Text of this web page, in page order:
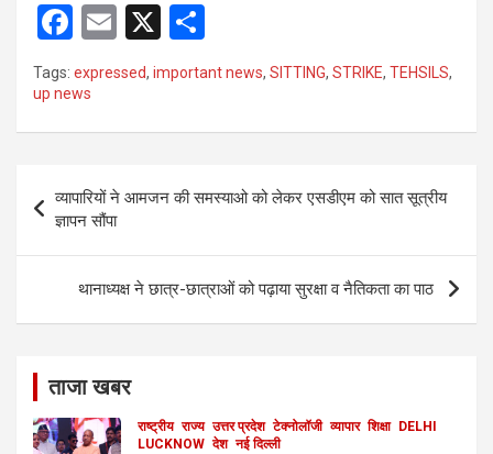
F
ce
b
o
k
E
m
ail
X
h
ar
e
Tags: expressed, important news, SITTING, STRIKE, TEHSILS,
up news
navigation
व्यापारियों ने आमजन की समस्याओ को लेकर एसडीएम को सात सूत्रीय
ज्ञापन सौंपा
थानाध्यक्ष ने छात्र-छात्राओं को पढ़ाया सुरक्षा व नैतिकता का पाठ
ताजा खबर
राष्ट्रीय राज्य उत्तर प्रदेश टेक्नोलॉजी व्यापार शिक्षा
DELHI
LUCKNOW देश नई दिल्ली